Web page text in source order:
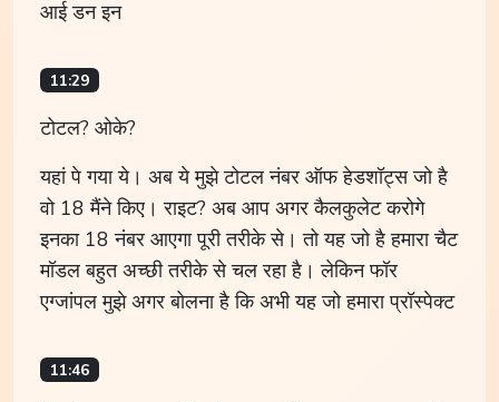
आई डन इन
11:29
टोटल? ओके?
यहां पे गया ये। अब ये मुझे टोटल नंबर ऑफ हेडशॉट्स जो है
वो 18 मैंने किए। राइट? अब आप अगर कैलकुलेट करोगे
इनका 18 नंबर आएगा पूरी तरीके से। तो यह जो है हमारा चैट
मॉडल बहुत अच्छी तरीके से चल रहा है। लेकिन फॉर
एग्जांपल मुझे अगर बोलना है कि अभी यह जो हमारा प्रॉस्पेक्ट
11:46